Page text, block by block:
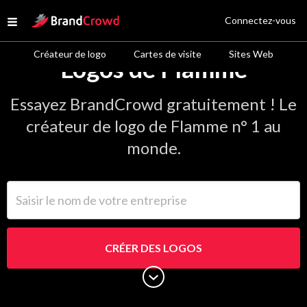
Open menu
Site Logo
Créateur de logo Cartes de visite Sites Web
Connectez-vous
Logos de Flamme
Essayez BrandCrowd gratuitement ! Le
créateur de logo de Flamme n° 1 au
monde.
CRÉER DES LOGOS